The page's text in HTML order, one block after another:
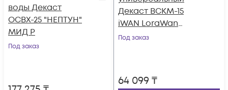
воды Декаст
ОСВХ-25 "НЕПТУН"
МИД Р
Под заказ
Декаст ВСКМ-15
iWAN LoraWan
(монтажная длина
Под заказ
64 099 ₸